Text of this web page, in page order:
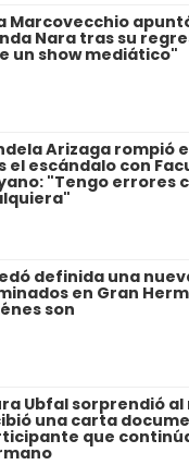
Marcovecchio
Nara tras su
un show mediático"
Arizaga rompió
el escándalo con
"Tengo errores
definida una
en Gran
son
Ubfal sorprendió
una carta
que